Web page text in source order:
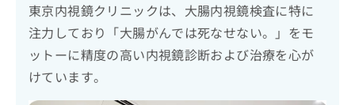
東京内視鏡クリニックは、大腸内視鏡検査に特に
注力しており「大腸がんでは死なせない。」をモ
ットーに精度の高い内視鏡診断および治療を心が
けています。